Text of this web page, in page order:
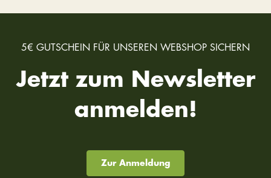
5€ GUTSCHEIN FÜR UNSEREN WEBSHOP SICHERN
Jetzt zum Newsletter
anmelden!
Zur Anmeldung